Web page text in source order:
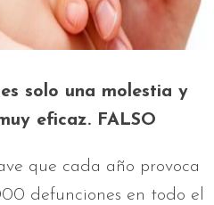
solo una molestia y
eficaz. FALSO
que cada año provoca
defunciones en todo el